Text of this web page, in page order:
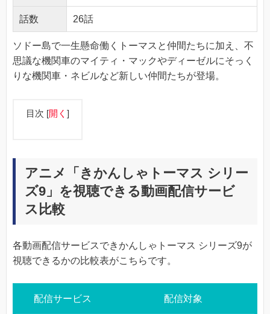
話数 26話
ソドー島で一生懸命働くトーマスと仲間たちに加え、不
思議な機関車のマイティ・マックやディーゼルにそっく
りな機関車・ネビルなど新しい仲間たちが登場。
目次 [開く ]
アニメ「きかんしゃトーマス シリー
ズ9」を視聴できる動画配信サービ
ス比較
各動画配信サービスできかんしゃトーマス シリーズ9が
視聴できるかの比較表がこちらです。
配信サービス 配信対象